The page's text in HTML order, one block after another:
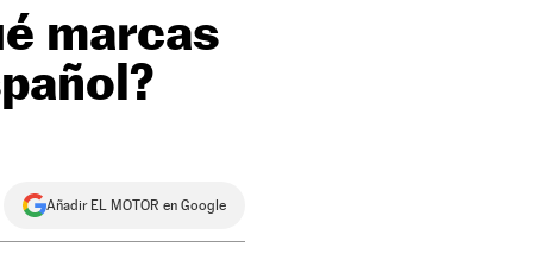
marcas
Añadir EL MOTOR en Google